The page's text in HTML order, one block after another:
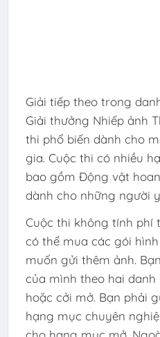
Giải tiếp theo trong
Giải thưởng Nhiếp ảnh
thi phổ biến dành cho
gia. Cuộc thi có nhiều
bao gồm Động vật
dành cho những người
Cuộc thi không tính phí
có thể mua các gói
muốn gửi thêm ảnh.
của mình theo hai
hoặc cởi mở. Bạn phải
hạng mục chuyên